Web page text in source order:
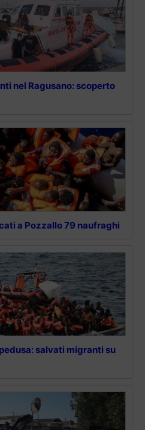
nel Ragusano: scoperto
a Pozzallo 79 naufraghi
salvati migranti su